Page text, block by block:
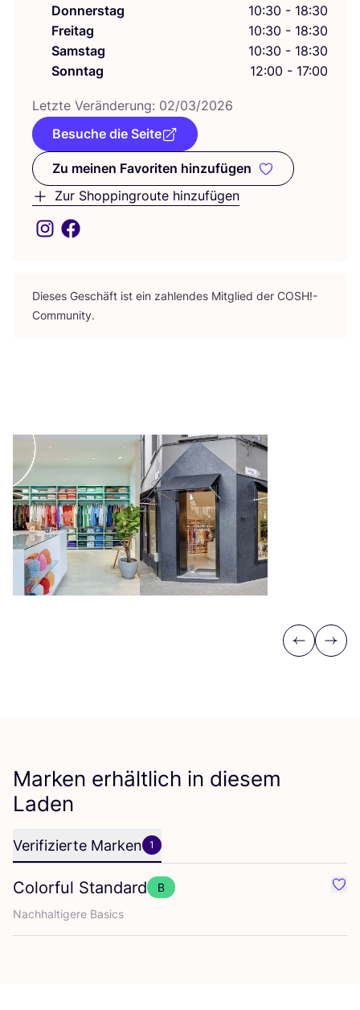
Donnerstag
10:30 - 18:30
Freitag
10:30 - 18:30
Samstag
10:30 - 18:30
Sonntag
12:00 - 17:00
Letz­te Ver­än­de­rung: 02/03/2026
Besuche die Seite
Zu meinen Favoriten hinzufügen
Zu meinen Favoriten
Zur Shoppingroute hinzufügen
Die­ses Geschäft ist ein zah­len­des Mit­glied der COSH!-
Community.
Previous
Next
Marken erhältlich in diesem
Laden
Verifizierte Marken 1
Colorful Standard
B
Nach­hal­ti­ge­re Basics